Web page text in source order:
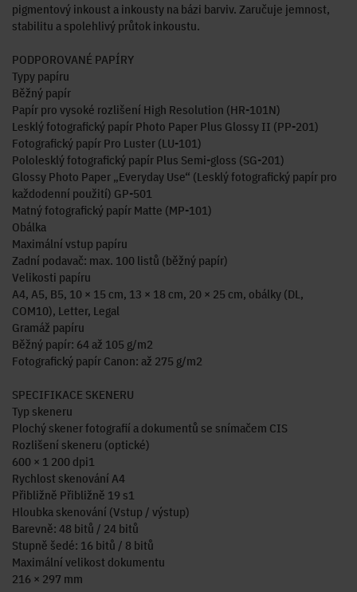
pigmentový inkoust a inkousty na bázi barviv. Zaručuje jemnost,
stabilitu a spolehlivý průtok inkoustu.
PODPOROVANÉ PAPÍRY
Typy papíru
Běžný papír
Papír pro vysoké rozlišení High Resolution (HR-101N)
Lesklý fotografický papír Photo Paper Plus Glossy II (PP-201)
Fotografický papír Pro Luster (LU-101)
Pololesklý fotografický papír Plus Semi-gloss (SG-201)
Glossy Photo Paper „Everyday Use“ (Lesklý fotografický papír pro
každodenní použití) GP-501
Matný fotografický papír Matte (MP-101)
Obálka
Maximální vstup papíru
Zadní podavač: max. 100 listů (běžný papír)
Velikosti papíru
A4, A5, B5, 10 × 15 cm, 13 × 18 cm, 20 × 25 cm, obálky (DL,
COM10), Letter, Legal
Gramáž papíru
Běžný papír: 64 až 105 g/m2
Fotografický papír Canon: až 275 g/m2
SPECIFIKACE SKENERU
Typ skeneru
Plochý skener fotografií a dokumentů se snímačem CIS
Rozlišení skeneru (optické)
600 × 1 200 dpi1
Rychlost skenování A4
Přibližně Přibližně 19 s1
Hloubka skenování (Vstup / výstup)
Barevně: 48 bitů / 24 bitů
Stupně šedé: 16 bitů / 8 bitů
Maximální velikost dokumentu
216 × 297 mm